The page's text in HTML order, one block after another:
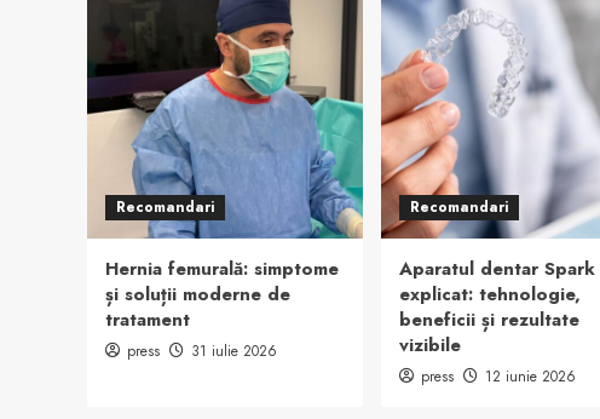
Recomandari
Hernia femurală: simptome
și soluții moderne de
tratament
press 31 iulie 2026
Recomandari
Aparatul dentar Spark
explicat: tehnologie,
beneficii și rezultate
vizibile
press 12 iunie 2026